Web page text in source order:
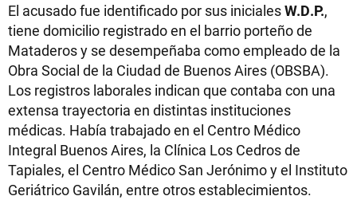
El acusado fue identificado por sus inicialesW.D.P.,
tiene domicilio registrado en el barrio porteño de
Mataderos y se desempeñaba como empleado de la
Obra Social de la Ciudad de Buenos Aires (OBSBA).
Los registros laborales indican que contaba con una
extensa trayectoria en distintas instituciones
médicas. Había trabajado en el Centro Médico
Integral Buenos Aires, la Clínica Los Cedros de
Tapiales, el Centro Médico San Jerónimo y el Instituto
Geriátrico Gavilán, entre otros establecimientos.